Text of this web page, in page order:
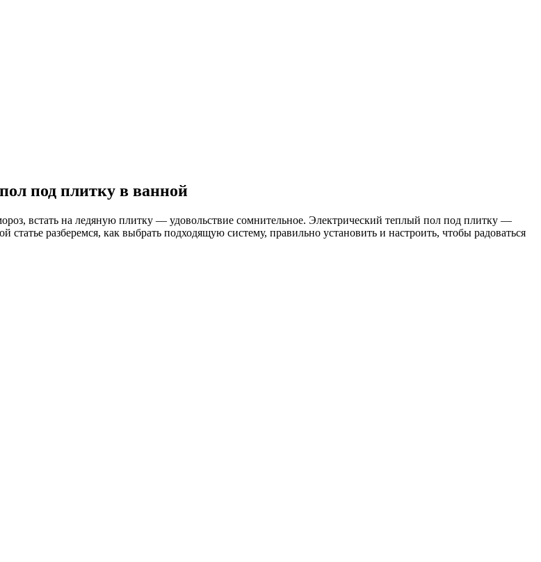
под плитку в ванной
встать на ледяную плитку — удовольствие сомнительное. Электрический теплый пол под плитку —
разберемся, как выбрать подходящую систему, правильно установить и настроить, чтобы радоваться